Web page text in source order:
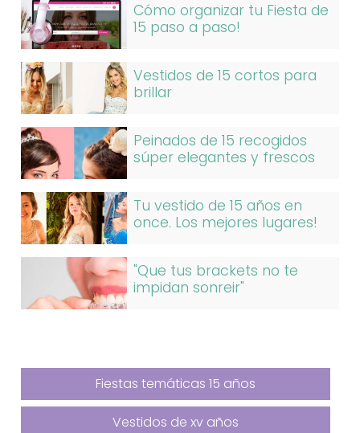
Cómo organizar tu Fiesta de
15 paso a paso!
Vestidos de 15 cortos para
brillar
Peinados de 15 recogidos
súper elegantes y frescos
Tu vestido de 15 años en
once. Los mejores lugares!
"Que tus brackets no te
impidan sonreir"
Fiestas temáticas 15 años
Vestidos de xv años